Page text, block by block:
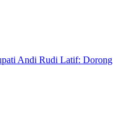
Andi Rudi Latif: Dorong